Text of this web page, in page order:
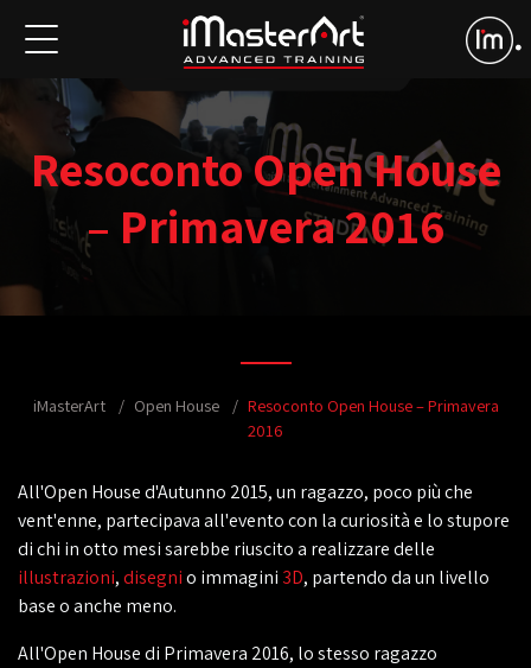
Resoconto Open House
– Primavera 2016
iMasterArt Open House
Resoconto Open House – Primavera
2016
All'Open House d'Autunno 2015, un ragazzo, poco più che
vent'enne, partecipava all'evento con la curiosità e lo stupore
di chi in otto mesi sarebbe riuscito a realizzare delle
illustrazioni,disegnio immagini 3D, partendo da un livello
base o anche meno.
All'Open House di Primavera 2016, lo stesso ragazzo